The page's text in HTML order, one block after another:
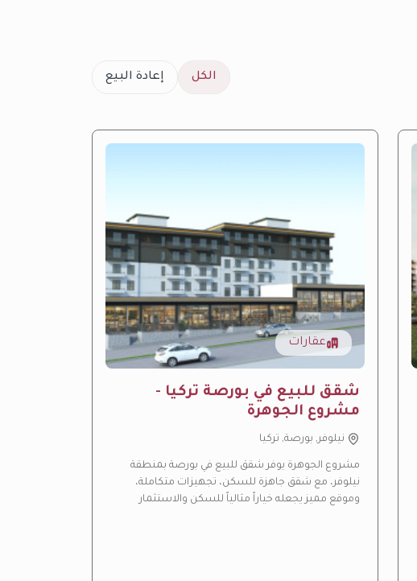
الكل إعادة البيع
عقارات
ِشقق للبيع في بورصة تركيا -
مشروع الجوهرة
نيلوفر, بورصة, تركيا
مشروع الجوهرة يوفر شقق للبيع في بورصة بمنطقة
نيلوفر، مع شقق جاهزة للسكن، تجهيزات متكاملة،
وموقع مميز يجعله خياراً مثالياً للسكن والاستثمار